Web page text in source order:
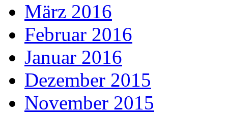
März 2016
Februar 2016
Januar 2016
Dezember 2015
November 2015